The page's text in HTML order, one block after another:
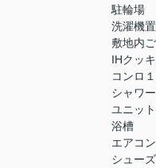
駐輪場
洗濯機
敷地内
IHクッ
コンロ
シャワー
ユニッ
浴槽
エアコン
シュー